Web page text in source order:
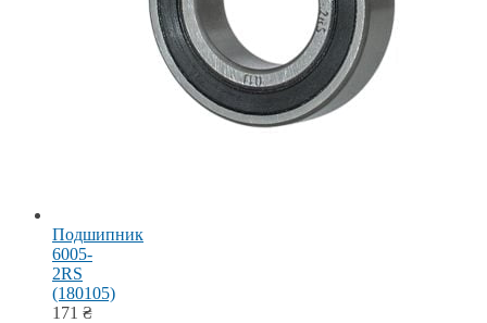
Подшипник
6005-
2RS
(180105)
171 ₴